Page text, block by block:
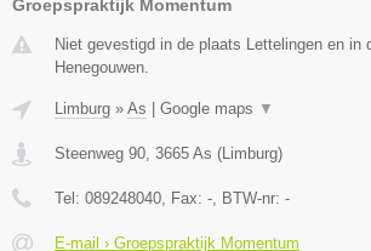
Groepspraktijk Momentum
Niet gevestigd in de plaats Lettelingen en in
Henegouwen.
Limburg » As | Google maps ▼
Steenweg 90 3665 As (Limburg)
Tel: 089248040 , Fax: - , BTW-nr: -
E-mail › Groepspraktijk Momentum